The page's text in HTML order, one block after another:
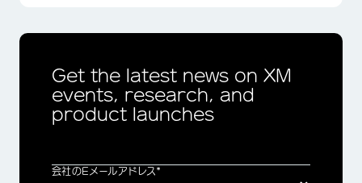
Get the latest news on XM
events, research, and
product launches
会社のEメールアドレス*